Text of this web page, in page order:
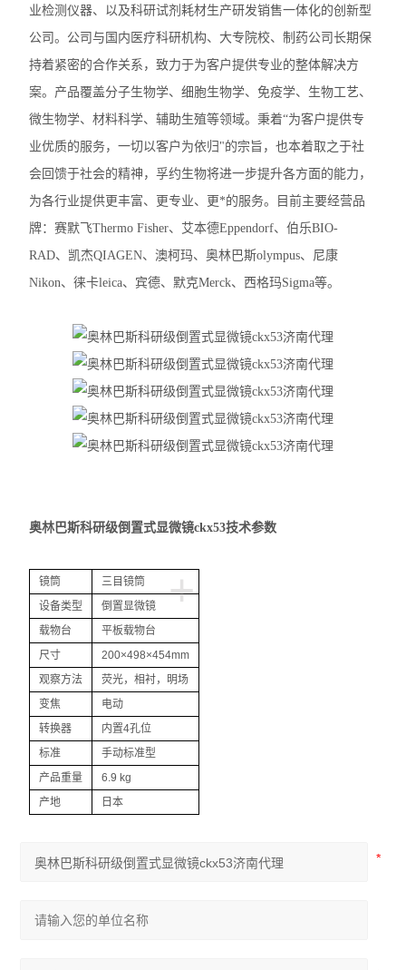
尼康TS2-FL倒置显微镜
徕卡DMi1倒置显微镜
徕卡DM3000生物显微镜
徕卡DM2000生物显微镜
徕卡DM1000生物显微镜
徕卡DM750生物显微镜
尼康E200生物显微镜
尼康SMZ745T体视显微镜
尼康SMZ745体视显微镜
奥林巴斯SZ61体视显微镜
奥林巴斯SZ51体视显微镜
奥林巴斯BX53生物显微镜
奥林巴斯BX43生物显微镜
奥林巴斯CX43生物显微镜
显微镜
奥林巴斯CKX53倒置显微镜
业检测仪器、以及科研试剂耗材生产研发销售一体化的创新型
公司。公司与国内医疗科研机构、大专院校、制药公司长期保
持着紧密的合作关系，致力于为客户提供专业的整体解决方
案。产品覆盖分子生物学、细胞生物学、免疫学、生物工艺、
微生物学、材料科学、辅助生殖等领域。秉着“为客户提供专
业优质的服务，一切以客户为依归"的宗旨，也本着取之于社
会回馈于社会的精神，孚约生物将进一步提升各方面的能力，
为各行业提供更丰富、更专业、更*的服务。目前主要经营品
牌：赛默飞Thermo Fisher、艾本德Eppendorf、伯乐BIO-
RAD、凯杰QIAGEN、澳柯玛、奥林巴斯olympus、尼康
Nikon、徕卡leica、宾德、默克Merck、西格玛Sigma等。
奥林巴斯科研级倒置式显微镜ckx53技术参数
+
镜筒
三目镜筒
设备类型
倒置显微镜
载物台
平板载物台
尺寸
200×498×454mm
观察方法
荧光，相衬，明场
变焦
电动
转换器
内置4孔位
标准
手动标准型
产品重量
6.9 kg
产地
日本